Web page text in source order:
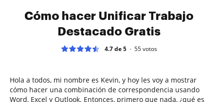
Cómo hacer Unificar Trabajo
Destacado Gratis
4.7 de 5 55votos
Hola a todos, mi nombre es Kevin, y hoy les voy a mostrar
cómo hacer una combinación de correspondencia usando
Word, Excel y Outlook. Entonces, primero que nada, ¿qué es